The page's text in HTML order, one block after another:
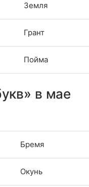
Земля
Грант
Пойма
в мае
Бремя
Окунь